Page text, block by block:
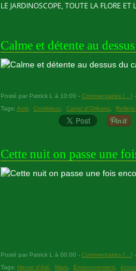
LE JARDINOSCOPE, TOUTE LA FLORE
Calme et détente au
Posté par Patrick L à 10:00 - Commentaires [ ]
Tags: Avril Combleux Canal d'Orléans
Cette nuit on passe une
Posté par Patrick L à 00:00 - Commentaires [ ]
Tags: Heure d'été Mars Environnement